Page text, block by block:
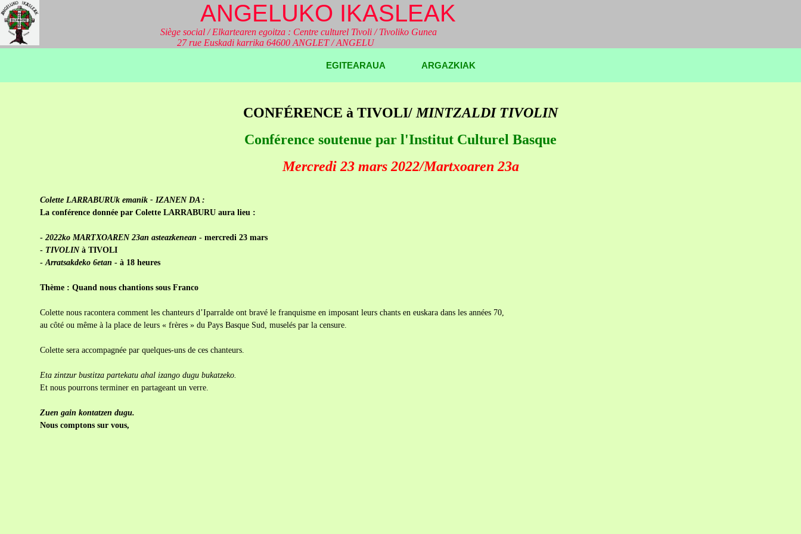
ANGELUKO IKASLEAK
Siège social / Elkartearen egoitza : Centre culturel Tivoli / Tivoliko Gunea
27 rue Euskadi karrika 64600 ANGLET / ANGELU
EGITEARAUA ARGAZKIAK
CONFÉRENCE à TIVOLI/ MINTZALDI TIVOLIN
Conférence soutenue par l'Institut Culturel Basque
Mercredi 23 mars 2022/Martxoaren 23a
Colette LARRABURUk emanik - IZANEN DA :
La conférence donnée par Colette LARRABURU aura lieu :
-2022ko MARTXOAREN 23an asteazkenean- mercredi 23 mars
- TIVOLINà TIVOLI
-Arratsakdeko 6etan - à 18 heures
Thème : Quand nous chantions sous Franco
Colette nous racontera comment les chanteurs d’Iparralde ont bravé le franquisme en imposant leurs chants en euskara dans les années 70,
au côté ou même à la place de leurs « frères » du Pays Basque Sud, muselés par la censure.
Colette sera accompagnée par quelques-uns de ces chanteurs.
Eta zintzur bustitza partekatu ahal izango dugu bukatzeko.
Et nous pourrons terminer en partageant un verre.
Zuen gain kontatzen dugu.
Nous comptons sur vous,